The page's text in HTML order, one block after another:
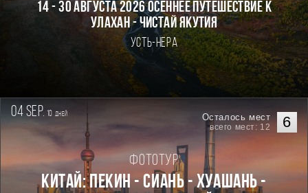
14 - 30 августа 2026 Осеннее путешествие к
Улахан - Чистай Якутия
Усть-Нера
04 sep. 10 дней 6
Осталось мест
всего мест: 12
Фототур
Китай: Пекин - Сиань - Хуашань -